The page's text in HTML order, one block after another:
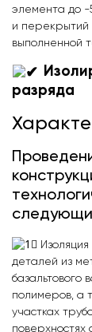
элемента до -
и перекрытий
выполненной
разряда
деталей из
базальтового
полимеров, а
участках
поверхностях